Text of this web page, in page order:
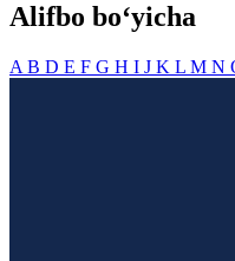
Alifbo bo‘yicha
A B D E F G H I J K L M N